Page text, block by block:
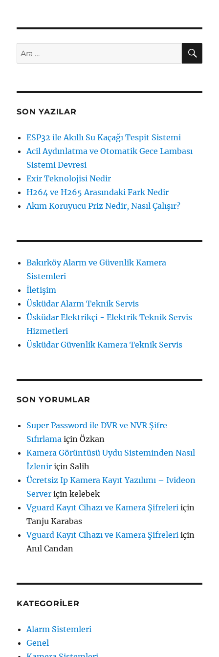
Ara:
SON YAZILAR
ESP32 ile Akıllı Su Kaçağı Tespit Sistemi
Acil Aydınlatma ve Otomatik Gece Lambası
Sistemi Devresi
Exir Teknolojisi Nedir
H264 ve H265 Arasındaki Fark Nedir
Akım Koruyucu Priz Nedir, Nasıl Çalışır?
Bakırköy Alarm ve Güvenlik Kamera
Sistemleri
İletişim
Üsküdar Alarm Teknik Servis
Üsküdar Elektrikçi - Elektrik Teknik Servis
Hizmetleri
Üsküdar Güvenlik Kamera Teknik Servis
SON YORUMLAR
Super Password ile DVR ve NVR Şifre
Sıfırlama içinÖzkan
Kamera Görüntüsü Uydu Sisteminden Nasıl
İzlenir için Salih
Ücretsiz Ip Kamera Kayıt Yazılımı – Ivideon
Server içinkelebek
Vguard Kayıt Cihazı ve Kamera Şifreleri için
Tanju Karabas
Vguard Kayıt Cihazı ve Kamera Şifreleri için
Anıl Candan
KATEGORILER
Alarm Sistemleri
Genel